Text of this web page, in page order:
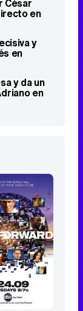
César
en
y
en
y da un
en